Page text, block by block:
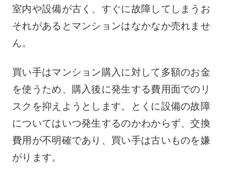
室内や設備が古く、すぐに故障してしまうお
それがあるとマンションはなかなか売れませ
ん。
買い手はマンション購入に対して多額のお金
を使うため、購入後に発生する費用面でのリ
スクを抑えようとします。とくに設備の故障
についてはいつ発生するのかわからず、交換
費用が不明確であり、買い手は古いものを嫌
がります。